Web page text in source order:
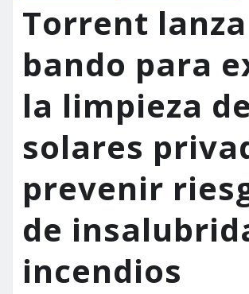
Torrent
bando para
la limpieza de
solares
prevenir
de
incendios